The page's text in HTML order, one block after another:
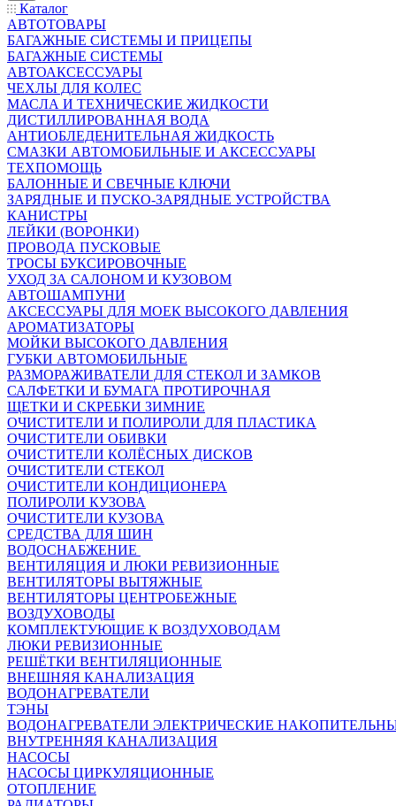
Каталог
АВТОТОВАРЫ
БАГАЖНЫЕ СИСТЕМЫ И ПРИЦЕПЫ
БАГАЖНЫЕ СИСТЕМЫ
АВТОАКСЕССУАРЫ
ЧЕХЛЫ ДЛЯ КОЛЕС
МАСЛА И ТЕХНИЧЕСКИЕ ЖИДКОСТИ
ДИСТИЛЛИРОВАННАЯ ВОДА
АНТИОБЛЕДЕНИТЕЛЬНАЯ ЖИДКОСТЬ
СМАЗКИ АВТОМОБИЛЬНЫЕ И АКСЕССУАРЫ
ТЕХПОМОЩЬ
БАЛОННЫЕ И СВЕЧНЫЕ КЛЮЧИ
ЗАРЯДНЫЕ И ПУСКО-ЗАРЯДНЫЕ УСТРОЙСТВА
КАНИСТРЫ
ЛЕЙКИ (ВОРОНКИ)
ПРОВОДА ПУСКОВЫЕ
ТРОСЫ БУКСИРОВОЧНЫЕ
УХОД ЗА САЛОНОМ И КУЗОВОМ
АВТОШАМПУНИ
АКСЕССУАРЫ ДЛЯ МОЕК ВЫСОКОГО ДАВЛЕНИЯ
АРОМАТИЗАТОРЫ
МОЙКИ ВЫСОКОГО ДАВЛЕНИЯ
ГУБКИ АВТОМОБИЛЬНЫЕ
РАЗМОРАЖИВАТЕЛИ ДЛЯ СТЕКОЛ И ЗАМКОВ
САЛФЕТКИ И БУМАГА ПРОТИРОЧНАЯ
ЩЕТКИ И СКРЕБКИ ЗИМНИЕ
ОЧИСТИТЕЛИ И ПОЛИРОЛИ ДЛЯ ПЛАСТИКА
ОЧИСТИТЕЛИ ОБИВКИ
ОЧИСТИТЕЛИ КОЛЁСНЫХ ДИСКОВ
ОЧИСТИТЕЛИ СТЕКОЛ
ОЧИСТИТЕЛИ КОНДИЦИОНЕРА
ПОЛИРОЛИ КУЗОВА
ОЧИСТИТЕЛИ КУЗОВА
СРЕДСТВА ДЛЯ ШИН
ВОДОСНАБЖЕНИЕ
ВЕНТИЛЯЦИЯ И ЛЮКИ РЕВИЗИОННЫЕ
ВЕНТИЛЯТОРЫ ВЫТЯЖНЫЕ
ВЕНТИЛЯТОРЫ ЦЕНТРОБЕЖНЫЕ
ВОЗДУХОВОДЫ
КОМПЛЕКТУЮЩИЕ К ВОЗДУХОВОДАМ
ЛЮКИ РЕВИЗИОННЫЕ
РЕШЁТКИ ВЕНТИЛЯЦИОННЫЕ
ВНЕШНЯЯ КАНАЛИЗАЦИЯ
ВОДОНАГРЕВАТЕЛИ
ТЭНЫ
ВОДОНАГРЕВАТЕЛИ ЭЛЕКТРИЧЕСКИЕ
ВНУТРЕННЯЯ КАНАЛИЗАЦИЯ
НАСОСЫ
НАСОСЫ ЦИРКУЛЯЦИОННЫЕ
ОТОПЛЕНИЕ